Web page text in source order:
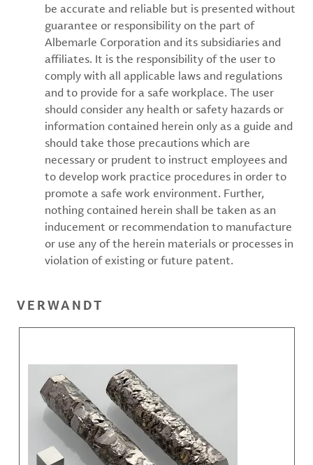
be accurate and reliable but is presented without
guarantee or responsibility on the part of
Albemarle Corporation and its subsidiaries and
affiliates. It is the responsibility of the user to
comply with all applicable laws and regulations
and to provide for a safe workplace. The user
should consider any health or safety hazards or
information contained herein only as a guide and
should take those precautions which are
necessary or prudent to instruct employees and
to develop work practice procedures in order to
promote a safe work environment. Further,
nothing contained herein shall be taken as an
inducement or recommendation to manufacture
or use any of the herein materials or processes in
violation of existing or future patent.
VERWANDT